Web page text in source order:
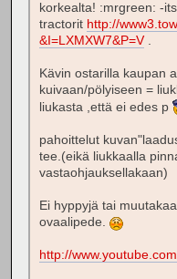
korkealta! :mrgreen: -
tractorit http://
&I=LXMXW7&P=V .
Kävin ostarilla kaupan
kuivaan/pölyiseen =
liukasta ,että ei edes p
pahoittelut
tee.(eikä liukkaalla
vastaohjauksellakaan)
Ei hyppyjä tai
ovaalipede.
http://